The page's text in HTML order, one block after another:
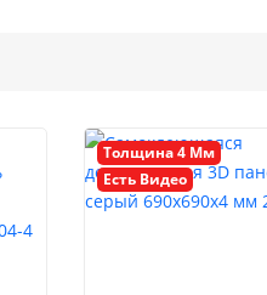
Есть Видео
Толщина 4 Мм